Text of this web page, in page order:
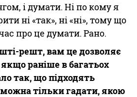
і думати. Ні по кому я
ні «так», ні «ні», тому що
про це думати. Рано.
решт, вам це дозволяє
раніше в багатьох
так, що підходять
можна тільки гадати, якою